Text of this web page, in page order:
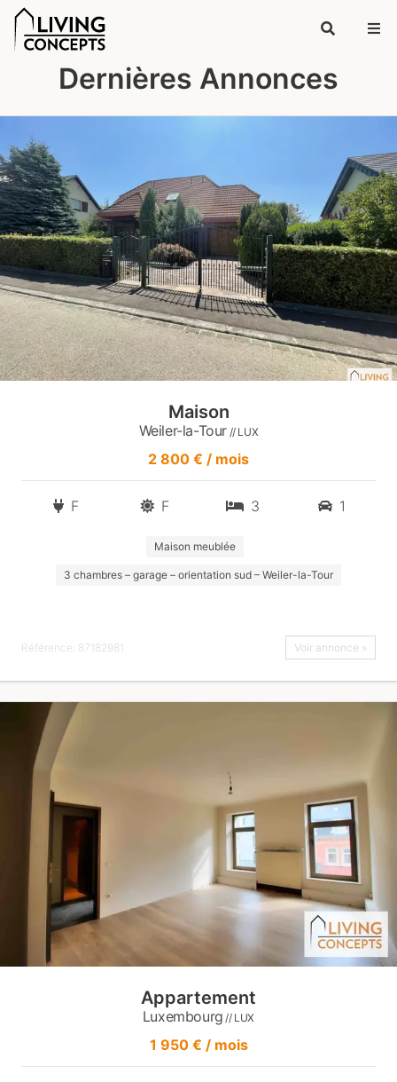
Dernières Annonces
Maison
Weiler-la-Tour // LUX
2 800 € / mois
F F 3 1
Maison meublée
3 chambres – garage – orientation sud – Weiler-la-Tour
Référence: 87182981 Voir annonce »
Appartement
Luxembourg // LUX
1 950 € / mois